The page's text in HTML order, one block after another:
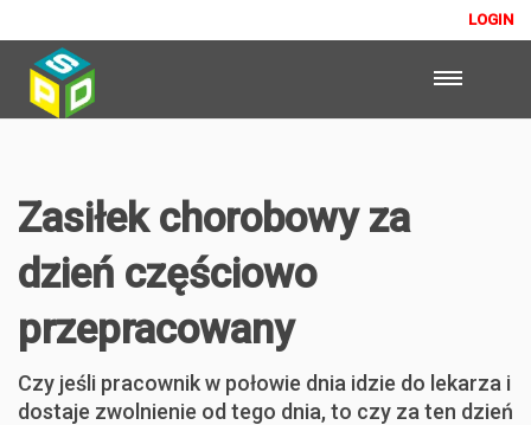
LOGIN
Zasiłek chorobowy za
dzień częściowo
przepracowany
Czy jeśli pracownik w połowie dnia idzie do lekarza i
dostaje zwolnienie od tego dnia, to czy za ten dzień